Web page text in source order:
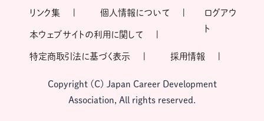
リンク集 個人情報について
本ウェブサイトの利用に関して
特定商取引法に基づく表示 採用情報
ログアウ
ト
Copyright (C) Japan Career Development
Association, All rights reserved.